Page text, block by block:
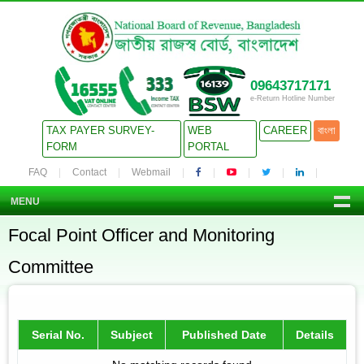
09643717171
e-Return Hotline Number
TAX PAYER SURVEY-
FORM
WEB
PORTAL
CAREER বাংলা
FAQ Contact Webmail
MENU
Focal Point Officer and Monitoring
Committee
Serial No. Subject Published Date Details